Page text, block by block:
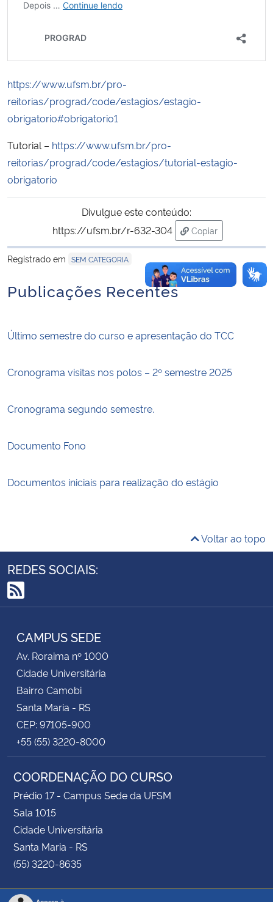
Ministério do Desenvolvimento Regional
Controladoria-Geral da União
Secretaria-Geral
Secretaria de Governo
Banco Central do Brasil
https://www.ufsm.br/pro-
reitorias/prograd/code/estagios/estagio-
obrigatorio#obrigatorio1
Tutorial – https://www.ufsm.br/pro-
reitorias/prograd/code/estagios/tutorial-estagio-
obrigatorio
Divulgue este conteúdo:
https://ufsm.br/r-632-304
Copiar
para área de
Registrado em SEM CATEGORIA
Publicações Recentes
Último semestre do curso e apresentação do TCC
Cronograma visitas nos polos – 2º semestre 2025
Cronograma segundo semestre.
Documento Fono
Documentos iniciais para realização do estágio
Voltar ao topo
REDES SOCIAIS:
RSS
CAMPUS SEDE
Av. Roraima nº 1000
Cidade Universitária
Bairro Camobi
Santa Maria - RS
CEP: 97105-900
+55 (55) 3220-8000
COORDENAÇÃO DO CURSO
Prédio 17 - Campus Sede da UFSM
Sala 1015
Cidade Universitária
Santa Maria - RS
(55) 3220-8635